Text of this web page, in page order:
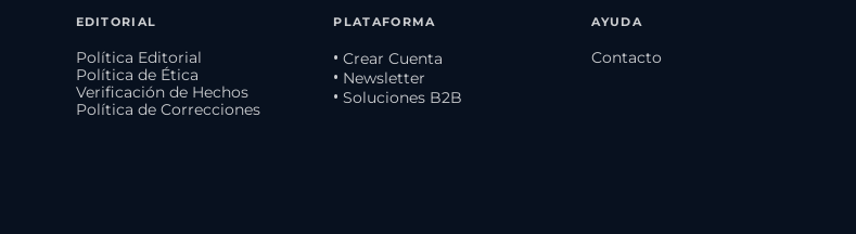
EDITORIAL
Política Editorial
Política de Ética
Verificación de Hechos
Política de Correcciones
PLATAFORMA
• Crear Cuenta
• Newsletter
• Soluciones B2B
AYUDA
Contacto